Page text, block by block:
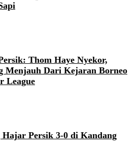
Thom Haye Nyekor,
Menjauh Dari Kejaran Borneo
League
Hajar Persik 3-0 di Kandang